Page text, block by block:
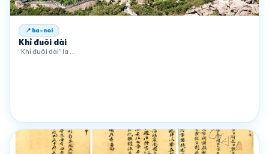
📍 ha-noi
Khỉ đuôi dài
“Khỉ đuôi dài” la …